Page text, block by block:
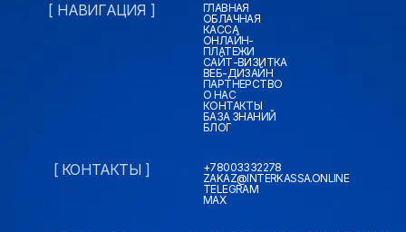
[ НАВИГАЦИЯ ]
ГЛАВНАЯ
ОБЛАЧНАЯ
КАССА
ОНЛАЙН-
ПЛАТЕЖИ
САЙТ-ВИЗИТКА
ВЕБ-ДИЗАЙН
ПАРТНЕРСТВО
О НАС
КОНТАКТЫ
БАЗА ЗНАНИЙ
БЛОГ
[ КОНТАКТЫ ]
+78003332278
ZAKAZ@INTERKASSA.ONLINE
TELEGRAM
MAX